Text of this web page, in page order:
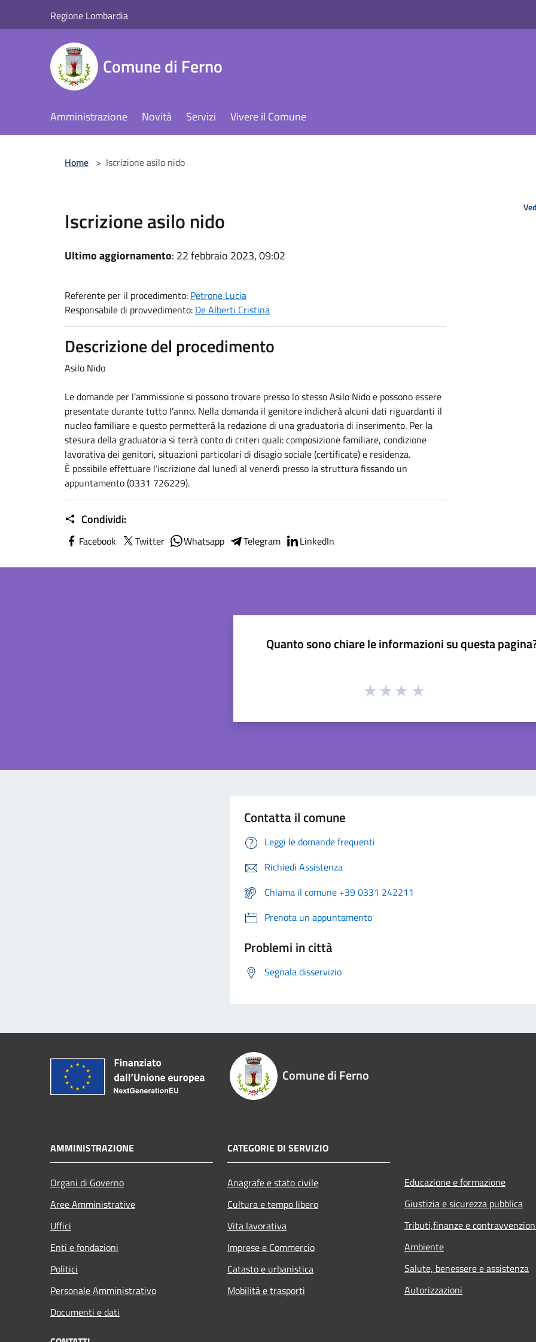
Regione Lombardia
Comune di Ferno
Amministrazione Novità Servizi Vivere il Comune
Home > Iscrizione asilo nido
Iscrizione asilo nido
Ultimo aggiornamento: 22 febbraio 2023, 09:02
Referente per il procedimento: Petrone Lucia
Responsabile di provvedimento: De Alberti Cristina
Descrizione del procedimento
Asilo Nido
Le domande per l’ammissione si possono trovare presso lo stesso Asilo Nido e possono essere
presentate durante tutto l’anno. Nella domanda il genitore indicherà alcuni dati riguardanti il
nucleo familiare e questo permetterà la redazione di una graduatoria di inserimento. Per la
stesura della graduatoria si terrà conto di criteri quali: composizione familiare, condizione
lavorativa dei genitori, situazioni particolari di disagio sociale (certificate) e residenza.
È possibile effettuare l’iscrizione dal lunedì al venerdì presso la struttura fissando un
appuntamento (0331 726229).
Condividi:
Facebook Twitter Whatsapp Telegram LinkedIn
Quanto sono chiare le informazioni su questa
Contatta il comune
Leggi le domande frequenti
Richiedi Assistenza
Chiama il comune +39 0331 242211
Prenota un appuntamento
Problemi in città
Segnala disservizio
Comune di Ferno
AMMINISTRAZIONE
Organi di Governo
Aree Amministrative
Uffici
Enti e fondazioni
Politici
Personale Amministrativo
Documenti e dati
CATEGORIE DI SERVIZIO
Anagrafe e stato civile
Cultura e tempo libero
Vita lavorativa
Imprese e Commercio
Catasto e urbanistica
Mobilità e trasporti
Educazione e formazione
Giustizia e sicurezza pubblica
Tributi,finanze e
Ambiente
Salute, benessere e assistenza
Autorizzazioni